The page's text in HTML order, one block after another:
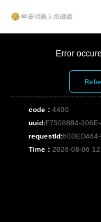
Error
code： 4400
uuid:F7508884-
requestId:
Time： 2026-08-06